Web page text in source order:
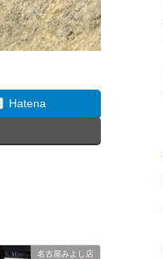
Hatena
名古屋みよし店